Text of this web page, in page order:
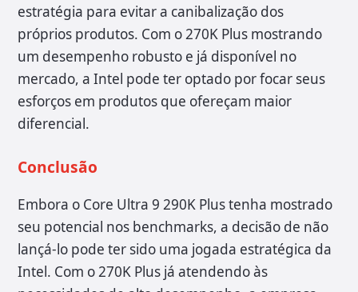
estratégia para evitar a canibalização dos
próprios produtos. Com o 270K Plus mostrando
um desempenho robusto e já disponível no
mercado, a Intel pode ter optado por focar seus
esforços em produtos que ofereçam maior
diferencial.
Conclusão
Embora o Core Ultra 9 290K Plus tenha mostrado
seu potencial nos benchmarks, a decisão de não
lançá-lo pode ter sido uma jogada estratégica da
Intel. Com o 270K Plus já atendendo às